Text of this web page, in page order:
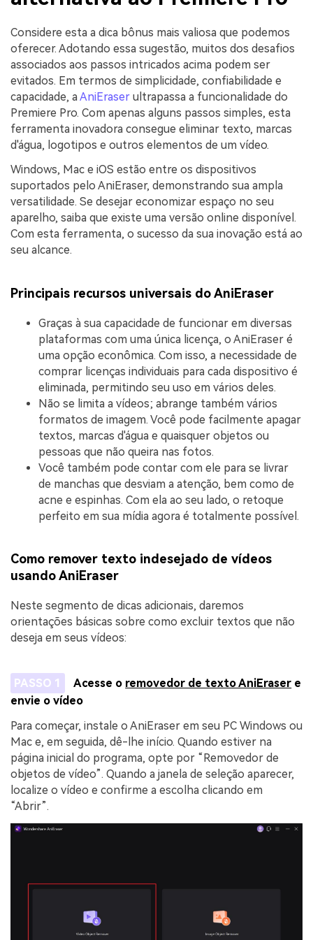
Considere esta a dica bônus mais valiosa que podemos
oferecer. Adotando essa sugestão, muitos dos desafios
associados aos passos intricados acima podem ser
evitados. Em termos de simplicidade, confiabilidade e
capacidade, aAniEraser ultrapassa a funcionalidade do
Premiere Pro. Com apenas alguns passos simples, esta
ferramenta inovadora consegue eliminar texto, marcas
d'água, logotipos e outros elementos de um vídeo.
Windows, Mac e iOS estão entre os dispositivos
suportados pelo AniEraser, demonstrando sua ampla
versatilidade. Se desejar economizar espaço no seu
aparelho, saiba que existe uma versão online disponível.
Com esta ferramenta, o sucesso da sua inovação está ao
seu alcance.
Principais recursos universais do AniEraser
Graças à sua capacidade de funcionar em diversas
plataformas com uma única licença, o AniEraser é
uma opção econômica. Com isso, a necessidade de
comprar licenças individuais para cada dispositivo é
eliminada, permitindo seu uso em vários deles.
Não se limita a vídeos; abrange também vários
formatos de imagem. Você pode facilmente apagar
textos, marcas d'água e quaisquer objetos ou
pessoas que não queira nas fotos.
Você também pode contar com ele para se livrar
de manchas que desviam a atenção, bem como de
acne e espinhas. Com ela ao seu lado, o retoque
perfeito em sua mídia agora é totalmente possível.
Como remover texto indesejado de vídeos
usando AniEraser
Neste segmento de dicas adicionais, daremos
orientações básicas sobre como excluir textos que não
deseja em seus vídeos:
PASSO 1 Acesse o removedor de texto AniEraser e
envie o vídeo
Para começar, instale o AniEraser em seu PC Windows ou
Mac e, em seguida, dê-lhe início. Quando estiver na
página inicial do programa, opte por “Removedor de
objetos de vídeo”. Quando a janela de seleção aparecer,
localize o vídeo e confirme a escolha clicando em
“Abrir”.